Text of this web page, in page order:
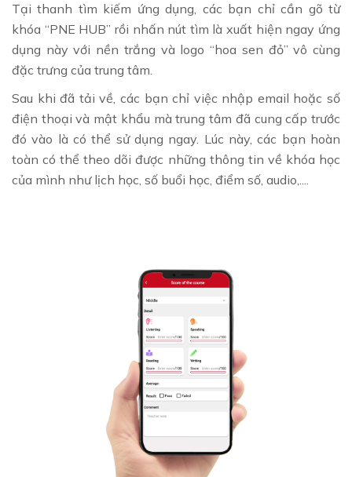
Tại thanh tìm kiếm ứng dụng, các bạn chỉ cần gõ từ
khóa “PNE HUB” rồi nhấn nút tìm là xuất hiện ngay ứng
dụng này với nền trắng và logo “hoa sen đỏ” vô cùng
đặc trưng của trung tâm.
Sau khi đã tải về, các bạn chỉ việc nhập email hoặc số
điện thoại và mật khẩu mà trung tâm đã cung cấp trước
đó vào là có thể sử dụng ngay. Lúc này, các bạn hoàn
toàn có thể theo dõi được những thông tin về khóa học
của mình như lịch học, số buổi học, điểm số, audio,....